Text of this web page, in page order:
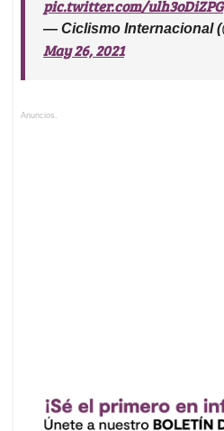
pic.twitter.com/ulh3oDiZPG
— Ciclismo Internacional
May 26, 2021
Anuncios.